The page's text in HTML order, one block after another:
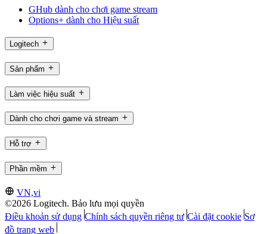
GHub dành cho chơi game stream
Options+ dành cho Hiệu suất
Logitech
Sản phẩm
Làm việc hiệu suất
Dành cho chơi game và stream
Hỗ trợ
Phần mềm
VN,vi
©2026 Logitech. Bảo lưu mọi quyền
Điều khoản sử dụng Chính sách quyền riêng tư Cài đặt cookie Sơ
đồ trang web